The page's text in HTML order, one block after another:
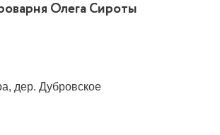
Олега Сироты
дер. Дубровское